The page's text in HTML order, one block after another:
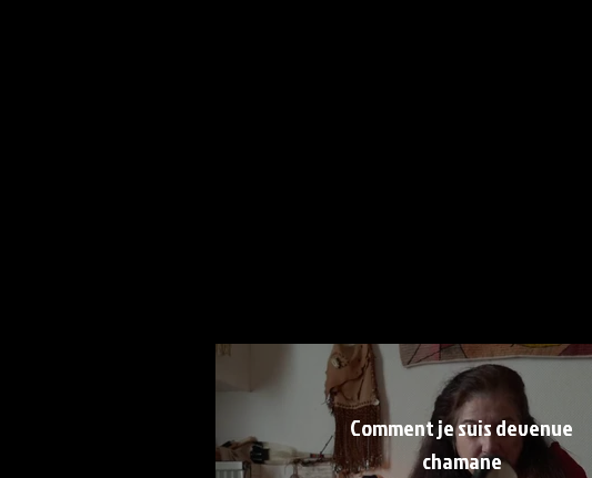
Comment je suis devenue
chamane